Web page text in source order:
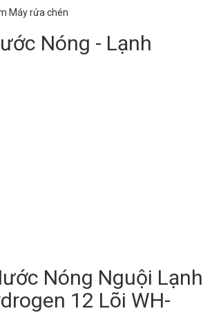
Máy rửa chén
Nóng - Lạnh
Nóng Nguội Lạnh
12 Lõi WH-